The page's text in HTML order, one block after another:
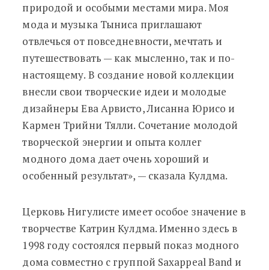
природой и особыми местами мира. Моя
мода и музыка Тыниса приглашают
отвлечься от повседневности, мечтать и
путешествовать — как мысленно, так и по-
настоящему. В создание новой коллекции
внесли свои творческие идеи и молодые
дизайнеры Ева Арвисто, Лисанна Юрисо и
Кармен Трийни Тялли. Сочетание молодой
творческой энергии и опыта коллег
модного дома дает очень хороший и
особенный результат», — сказала Кулдма.
Церковь Нигулисте имеет особое значение в
творчестве Катрин Кулдма. Именно здесь в
1998 году состоялся первый показ модного
дома совместно с группой Saxappeal Band и